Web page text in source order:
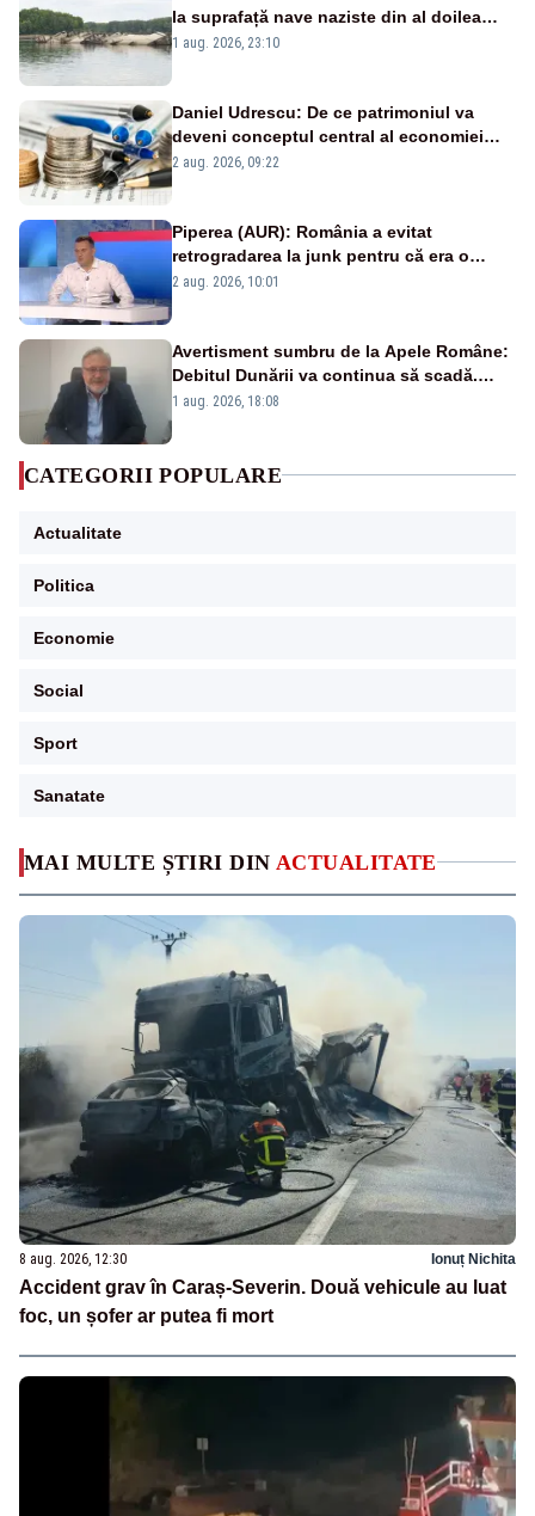
MAI MULTE ȘTIRI DIN ACTUALITATE
8 aug. 2026, 12:30 Ionuț Nichita
Accident grav în Caraș-Severin. Două vehicule au luat
foc, un șofer ar putea fi mort
la suprafață nave naziste din al doilea
război mondial
1 aug. 2026, 23:10
Daniel Udrescu: De ce patrimoniul va
deveni conceptul central al economiei
viitoare?
2 aug. 2026, 09:22
Piperea (AUR): România a evitat
retrogradarea la junk pentru că era o
catastrofă pentru bănci și fondurile de
2 aug. 2026, 10:01
Avertisment sumbru de la Apele Române:
Debitul Dunării va continua să scadă.
Cernavodă s-ar putea închide în 4 zile
1 aug. 2026, 18:08
CATEGORII POPULARE
Actualitate
Politica
Economie
Social
Sport
Sanatate